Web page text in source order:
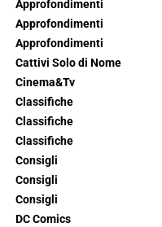
Approfondimenti
Approfondimenti
Approfondimenti
Cattivi Solo di Nome
Cinema&Tv
Classifiche
Classifiche
Classifiche
Consigli
Consigli
Consigli
DC Comics